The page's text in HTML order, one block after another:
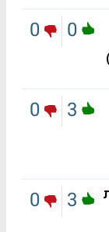
0
0
3
0
3
0